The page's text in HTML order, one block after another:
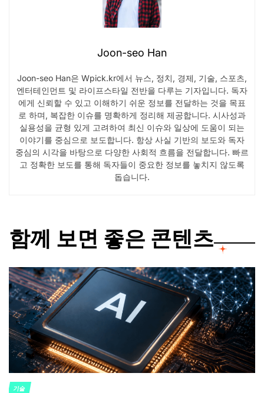
Joon-seo Han
Joon-seo Han은 Wpick.kr에서 뉴스, 정치, 경제, 기술, 스포츠,
엔터테인먼트 및 라이프스타일 전반을 다루는 기자입니다. 독자
에게 신뢰할 수 있고 이해하기 쉬운 정보를 전달하는 것을 목표
로 하며, 복잡한 이슈를 명확하게 정리해 제공합니다. 시사성과
실용성을 균형 있게 고려하여 최신 이슈와 일상에 도움이 되는
이야기를 중심으로 보도합니다. 항상 사실 기반의 보도와 독자
중심의 시각을 바탕으로 다양한 사회적 흐름을 전달합니다. 빠르
고 정확한 보도를 통해 독자들이 중요한 정보를 놓치지 않도록
돕습니다.
함께 보면 좋은 콘텐츠
기술